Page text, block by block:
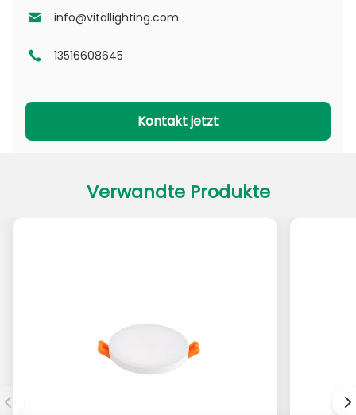
NSDL-Serie
DL-Serie
PADL-Serie
PD -Serie
CL-Serie
PACL-Serie
info@vitallighting.com
13516608645
Kontakt jetzt
Verwandte Produkte